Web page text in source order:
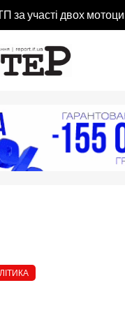
за участі двох